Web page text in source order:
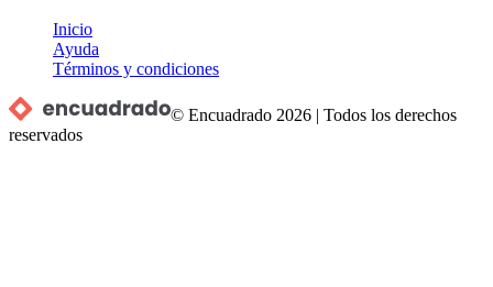
Inicio
Ayuda
Términos y condiciones
© Encuadrado 2026 |Todos los derechos
reservados